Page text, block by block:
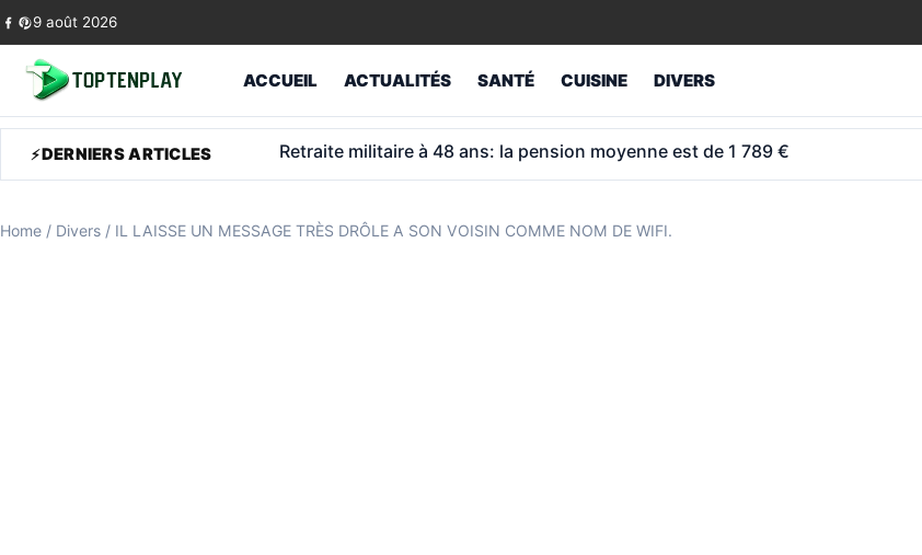
Skip to content
9 août 2026
ACCUEIL ACTUALITÉS SANTÉ CUISINE DIVERS
DERNIERS ARTICLES Jugnot touche une « petite retraite » à 75 ans et continue de cotiser
Home / Divers / IL LAISSE UN MESSAGE TRÈS DRÔLE A SON VOISIN COMME NOM DE WIFI.